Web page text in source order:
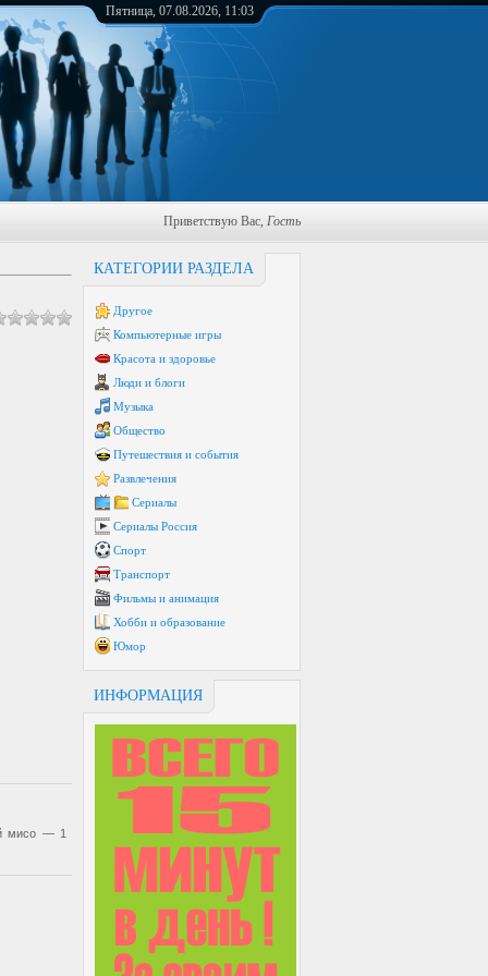
Пятница, 07.08.2026, 11:03
Приветствую Вас, Гость
КАТЕГОРИИ РАЗДЕЛА
Другое
Компьютерные игры
Красота и здоровье
Люди и блоги
Музыка
Общество
Путешествия и события
Развлечения
Сериалы
Сериалы Россия
Спорт
Транспорт
Фильмы и анимация
Хобби и образование
Юмор
ИНФОРМАЦИЯ
мисо — 1